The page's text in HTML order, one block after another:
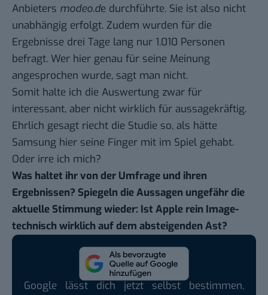
Anbieters modeo.de durchführte. Sie ist also nicht
unabhängig erfolgt. Zudem wurden für die
Ergebnisse drei Tage lang nur 1.010 Personen
befragt. Wer hier genau für seine Meinung
angesprochen wurde, sagt man nicht.
Somit halte ich die Auswertung zwar für
interessant, aber nicht wirklich für aussagekräftig.
Ehrlich gesagt riecht die Studie so, als hätte
Samsung hier seine Finger mit im Spiel gehabt.
Oder irre ich mich?
Was haltet ihr von der Umfrage und ihren
Ergebnissen? Spiegeln die Aussagen ungefähr die
aktuelle Stimmung wieder: Ist Apple rein Image-
technisch wirklich auf dem absteigenden Ast?
Google lässt dich jetzt selbst bestimmen,